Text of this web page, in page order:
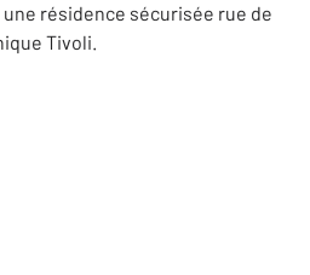
résidence sécurisée rue de
Tivoli.